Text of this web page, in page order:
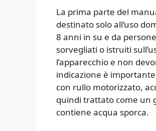
La prima parte del
destinato solo all’uso
8 anni in su e da
sorvegliati o istruiti
l’apparecchio e non
indicazione è
con rullo motorizzato,
quindi trattato come un
contiene acqua sporca.